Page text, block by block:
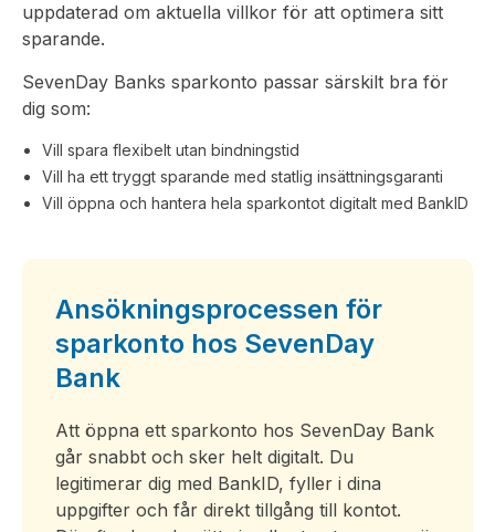
uppdaterad om aktuella villkor för att optimera sitt
sparande.
SevenDay Banks sparkonto passar särskilt bra för
dig som:
Vill spara flexibelt utan bindningstid
Vill ha ett tryggt sparande med statlig insättningsgaranti
Vill öppna och hantera hela sparkontot digitalt med BankID
Ansökningsprocessen för
sparkonto hos SevenDay
Bank
Att öppna ett sparkonto hos SevenDay Bank
går snabbt och sker helt digitalt. Du
legitimerar dig med BankID, fyller i dina
uppgifter och får direkt tillgång till kontot.